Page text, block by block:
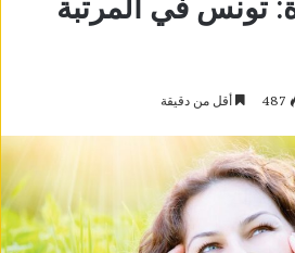
487 أقل من دقيقة